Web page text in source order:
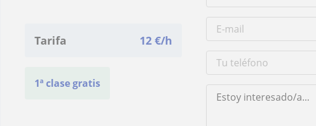
Tarifa 12 €/h
1ª clase gratis